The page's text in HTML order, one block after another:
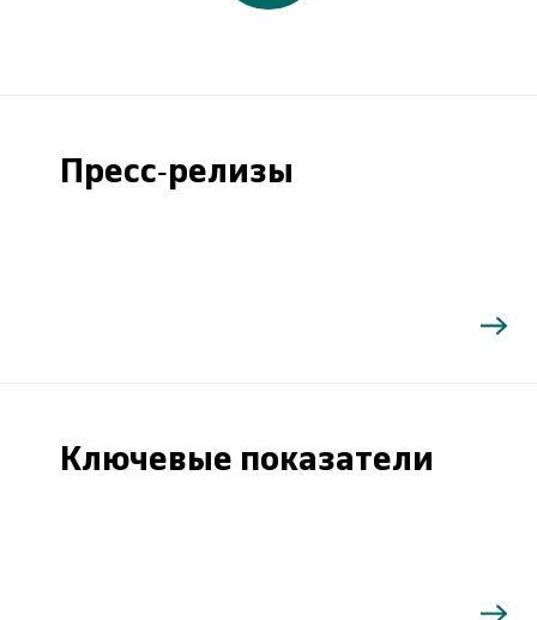
Пресс-релизы
Ключевые показатели